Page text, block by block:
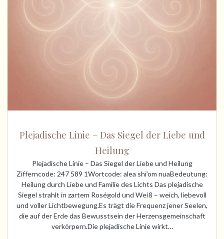
Plejadische Linie – Das Siegel der Liebe und
Heilung
Plejadische Linie – Das Siegel der Liebe und Heilung
Zifferncode: 247 589 1Wortcode: alea shi’om nuaBedeutung:
Heilung durch Liebe und Familie des Lichts Das plejadische
Siegel strahlt in zartem Roségold und Weiß – weich, liebevoll
und voller Lichtbewegung.Es trägt die Frequenz jener Seelen,
die auf der Erde das Bewusstsein der Herzensgemeinschaft
verkörpern.Die plejadische Linie wirkt…